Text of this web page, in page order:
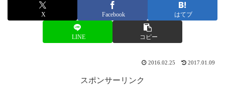
X Facebook はてブ
LINE コピー
2016.02.25 2017.01.09
スポンサーリンク